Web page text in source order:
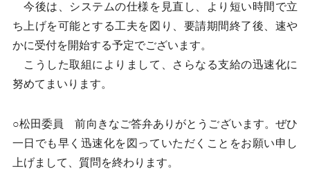
今後は、システムの仕様を見直し、より短い時間で立
ち上げを可能とする工夫を図り、要請期間終了後、速や
かに受付を開始する予定でございます。
こうした取組によりまして、さらなる支給の迅速化に
努めてまいります。
○松田委員 前向きなご答弁ありがとうございます。ぜひ
一日でも早く迅速化を図っていただくことをお願い申し
上げまして、質問を終わります。